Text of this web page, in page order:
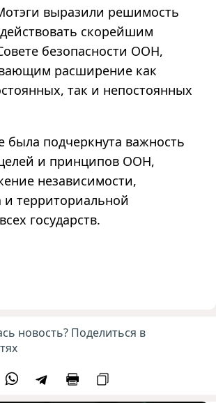
выразили решимость
скорейшим
безопасности ООН,
расширение как
так и непостоянных
была подчеркнута важность
и принципов ООН,
независимости,
и территориальной
государств.
новость? Поделиться в